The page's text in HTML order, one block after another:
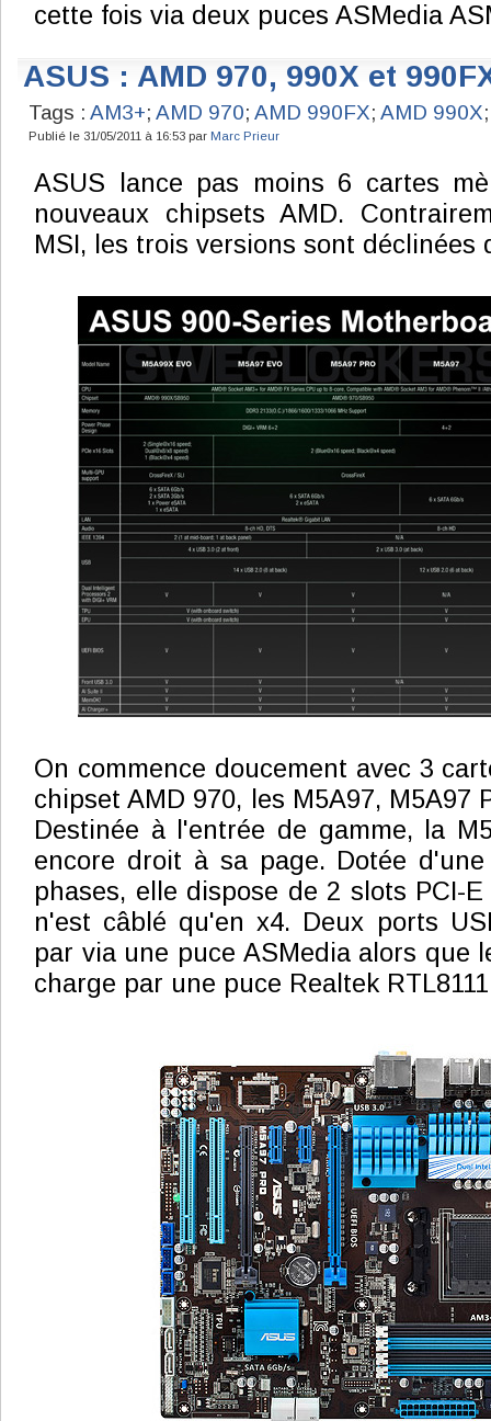
cette fois via deux puces ASMedia
ASUS : AMD 970, 990X et
Tags : AM3+; AMD 970; AMD 990FX; AMD 990X
Publié le 31/05/2011 à 16:53 par Marc Prieur
ASUS lance pas moins 6 cartes
nouveaux chipsets AMD.
MSI, les trois versions sont déclinées
On commence doucement avec 3
chipset AMD 970, les M5A97, M5A97
Destinée à l'entrée de gamme, la
encore droit à sa page. Dotée
phases, elle dispose de 2 slots PCI-
n'est câblé qu'en x4. Deux ports
par via une puce ASMedia alors que
charge par une puce Realtek